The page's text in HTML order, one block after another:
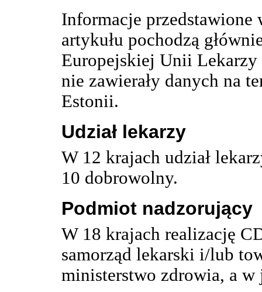
Informacje przedstawione
artykułu pochodzą
Europejskiej Unii
nie zawierały danych na
Estonii.
Udział lekarzy
W 12 krajach udział
10 dobrowolny.
Podmiot nadzorujący
W 18 krajach realizację
samorząd lekarski i/lub
ministerstwo zdrowia, a w